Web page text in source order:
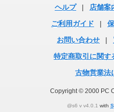
ヘルプ
| 店舗案
ご利用ガイド
|
お問い合わせ
|
特定商取引に関す
古物営業法
Copyright © 2000 PC
@s6 v v4.0.1 with